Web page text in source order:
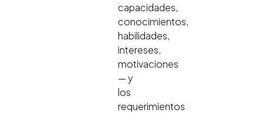
capacidades,
conocimientos,
habilidades,
intereses,
motivaciones
— y
los
requerimientos